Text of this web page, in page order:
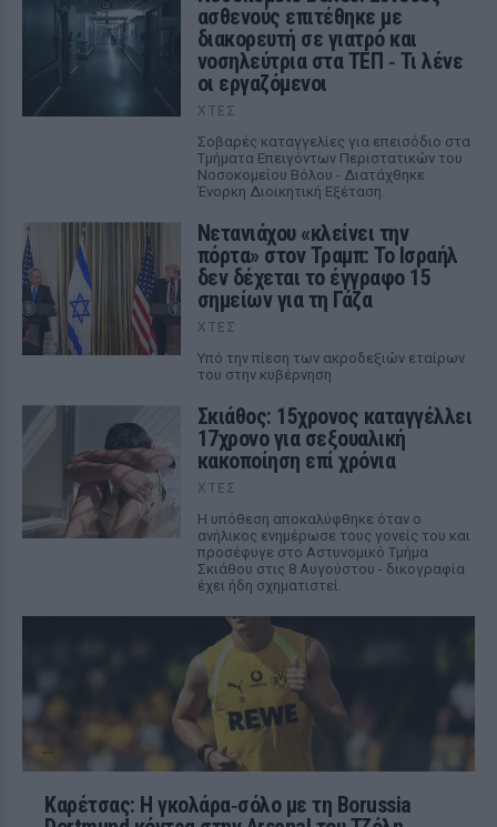
ασθενούς επιτέθηκε με
διακορευτή σε γιατρό και
νοσηλεύτρια στα ΤΕΠ ‑ Τι λένε
οι εργαζόμενοι
ΧΤΕΣ
Σοβαρές καταγγελίες για επεισόδιο στα
Τμήματα Επειγόντων Περιστατικών του
Νοσοκομείου Βόλου - Διατάχθηκε
Ένορκη Διοικητική Εξέταση.
Νετανιάχου «κλείνει την
πόρτα» στον Τραμπ: Το Ισραήλ
δεν δέχεται το έγγραφο 15
σημείων για τη Γάζα
ΧΤΕΣ
Υπό την πίεση των ακροδεξιών εταίρων
του στην κυβέρνηση
Σκιάθος: 15χρονος καταγγέλλει
17χρονο για σεξουαλική
κακοποίηση επί χρόνια
ΧΤΕΣ
Η υπόθεση αποκαλύφθηκε όταν ο
ανήλικος ενημέρωσε τους γονείς του και
προσέφυγε στο Αστυνομικό Τμήμα
Σκιάθου στις 8 Αυγούστου - δικογραφία
έχει ήδη σχηματιστεί.
Καρέτσας: Η γκολάρα‑σόλο με τη Borussia